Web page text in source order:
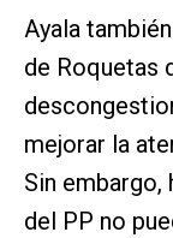
Ayala
de Roquetas
mejorar la
Sin embargo,
del PP no